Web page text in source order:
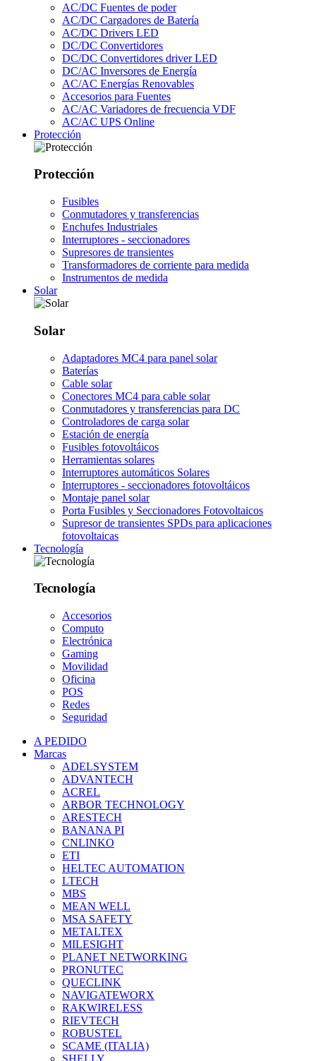
AC/DC Fuentes de poder
AC/DC Cargadores de Batería
AC/DC Drivers LED
DC/DC Convertidores
DC/DC Convertidores driver LED
DC/AC Inversores de Energía
AC/AC Energías Renovables
Accesorios para Fuentes
AC/AC Variadores de frecuencia VDF
AC/AC UPS Online
Protección
Protección
Fusibles
Conmutadores y transferencias
Enchufes Industriales
Interruptores - seccionadores
Supresores de transientes
Transformadores de corriente para medida
Instrumentos de medida
Solar
Solar
Adaptadores MC4 para panel solar
Baterías
Cable solar
Conectores MC4 para cable solar
Conmutadores y transferencias para DC
Controladores de carga solar
Estación de energía
Fusibles fotovoltáicos
Herramientas solares
Interruptores automáticos Solares
Interruptores - seccionadores fotovoltáicos
Montaje panel solar
Porta Fusibles y Seccionadores Fotovoltaicos
Supresor de transientes SPDs para aplicaciones
fotovoltaicas
Tecnología
Tecnología
Accesorios
Computo
Electrónica
Gaming
Movilidad
Oficina
POS
Redes
Seguridad
A PEDIDO
Marcas
ADELSYSTEM
ADVANTECH
ACREL
ARBOR TECHNOLOGY
ARESTECH
BANANA PI
CNLINKO
ETI
HELTEC AUTOMATION
LTECH
MBS
MEAN WELL
MSA SAFETY
METALTEX
MILESIGHT
PLANET NETWORKING
PRONUTEC
QUECLINK
NAVIGATEWORX
RAKWIRELESS
RIEVTECH
ROBUSTEL
SCAME (ITALIA)
SHELLY